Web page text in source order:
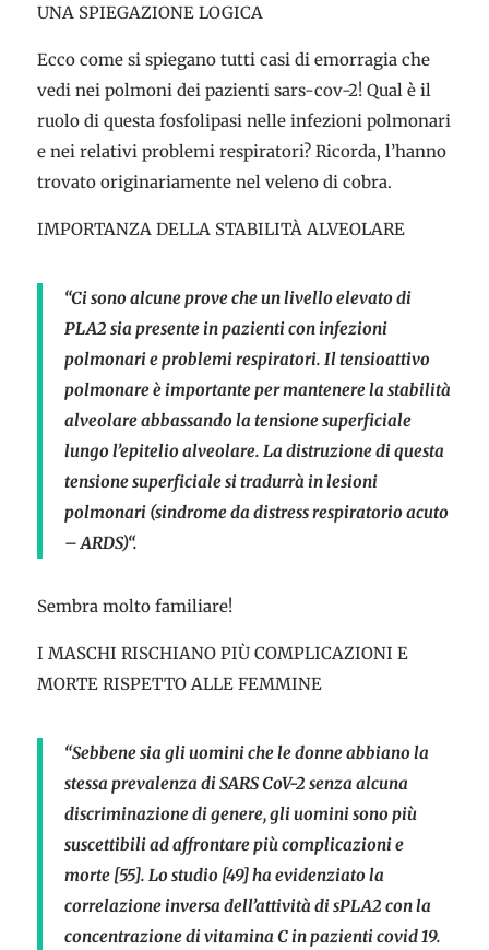
UNA SPIEGAZIONE LOGICA
Ecco come si spiegano tutti casi di emorragia che
vedi nei polmoni dei pazienti sars-cov-2! Qual è il
ruolo di questa fosfolipasi nelle infezioni polmonari
e nei relativi problemi respiratori? Ricorda, l’hanno
trovato originariamente nel veleno di cobra.
IMPORTANZA DELLA STABILITÀ ALVEOLARE
“Ci sono alcune prove che un livello elevato di
PLA2 sia presente in pazienti con infezioni
polmonari e problemi respiratori. Il tensioattivo
polmonare è importante per mantenere la stabilità
alveolare abbassando la tensione superficiale
lungo l’epitelio alveolare. La distruzione di questa
tensione superficiale si tradurrà in lesioni
polmonari (sindrome da distress respiratorio acuto
– ARDS)“.
Sembra molto familiare!
I MASCHI RISCHIANO PIÙ COMPLICAZIONI E
MORTE RISPETTO ALLE FEMMINE
“Sebbene sia gli uomini che le donne abbiano la
stessa prevalenza di SARS CoV-2 senza alcuna
discriminazione di genere, gli uomini sono più
suscettibili ad affrontare più complicazioni e
morte [55]. Lo studio [49] ha evidenziato la
correlazione inversa dell’attività di sPLA2 con la
concentrazione di vitamina C in pazienti covid 19.